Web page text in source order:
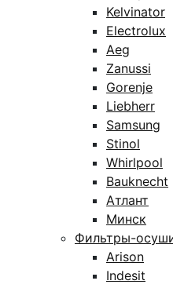
Kelvinator
Electrolux
Aeg
Zanussi
Gorenje
Liebherr
Samsung
Stinol
Whirlpool
Bauknecht
Атлант
Минск
Фильтры-
Arison
Indesit